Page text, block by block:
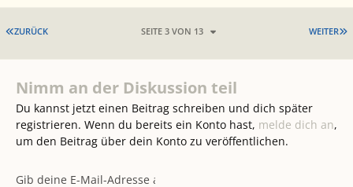
ERSTE SEITE
ZURÜCK WEITER
SEITE 3 VON 13
Nimm an der Diskussion teil
Du kannst jetzt einen Beitrag schreiben und dich später
registrieren. Wenn du bereits ein Konto hast, melde dich an,
um den Beitrag über dein Konto zu veröffentlichen.